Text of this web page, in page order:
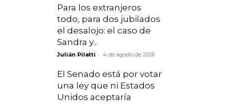
Para los extranjeros
todo, para dos jubilados
el desalojo: el caso de
Sandra y...
Julián Pilatti - 4 de agosto de 2026
El Senado está por votar
una ley que ni Estados
Unidos aceptaría